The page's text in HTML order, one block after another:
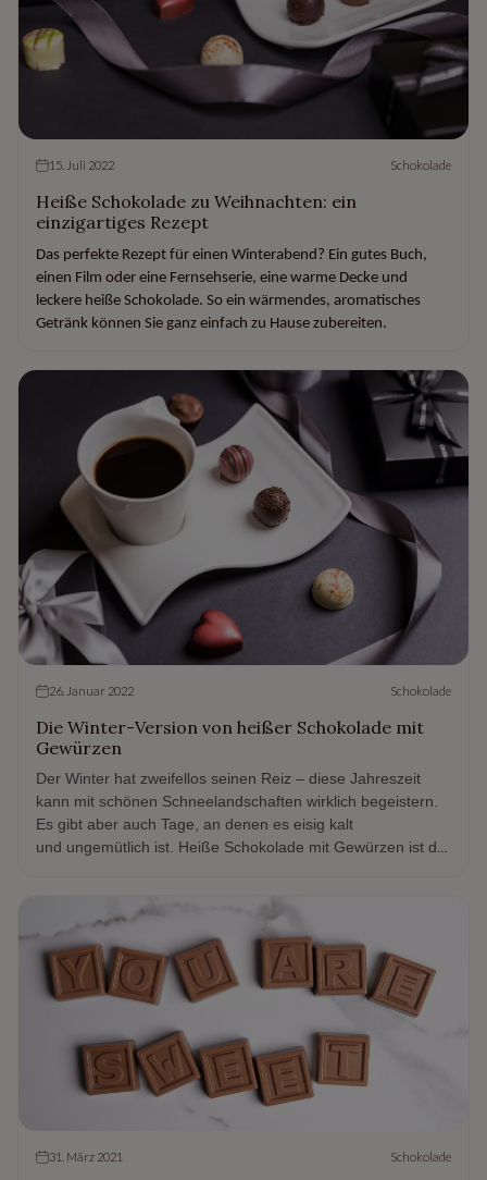
15. Juli 2022 Schokolade
Heiße Schokolade zu Weihnachten: ein
einzigartiges Rezept
Das perfekte Rezept für einen Winterabend? Ein gutes Buch,
einen Film oder eine Fernsehserie, eine warme Decke und
leckere heiße Schokolade. So ein wärmendes, aromatisches
Getränk können Sie ganz einfach zu Hause zubereiten.
26. Januar 2022 Schokolade
Die Winter-Version von heißer Schokolade mit
Gewürzen
Der Winter hat zweifellos seinen Reiz – diese Jahreszeit
kann mit schönen Schneelandschaften wirklich begeistern.
Es gibt aber auch Tage, an denen es eisig kalt
und ungemütlich ist. Heiße Schokolade mit Gewürzen ist da
31. März 2021 Schokolade